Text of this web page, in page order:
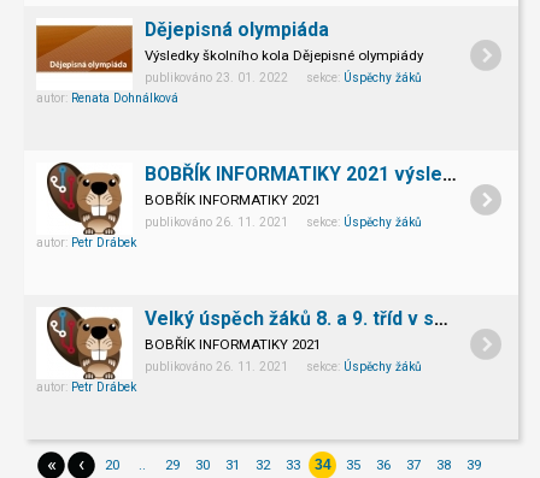
Dějepisná olympiáda
Výsledky školního kola Dějepisné olympiády
publikováno 23. 01. 2022 sekce: Úspěchy žáků
autor: Renata Dohnálková
BOBŘÍK INFORMATIKY 2021 výsledky 5. tříd
BOBŘÍK INFORMATIKY 2021
publikováno 26. 11. 2021 sekce: Úspěchy žáků
autor: Petr Drábek
Velký úspěch žáků 8. a 9. tříd v soutěži BOBŘÍK INFORMATIKY 2021
BOBŘÍK INFORMATIKY 2021
publikováno 26. 11. 2021 sekce: Úspěchy žáků
autor: Petr Drábek
« ‹ 20 .. 29 30 31 32 33 34 35 36 37 38 39